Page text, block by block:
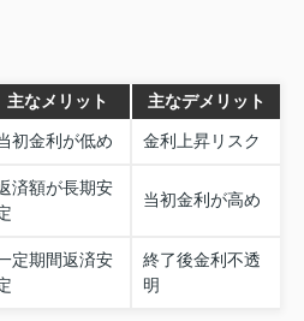
主なメリット 主なデメリット
初金利が低め 金利上昇リスク
済額が長期安
当初金利が高め
定期間返済安
終了後金利不透
明